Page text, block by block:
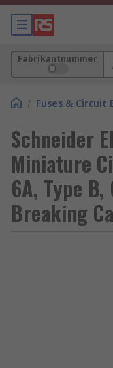
Fabrikantnummer
/ Fuses & Circuit
Schneider
Miniature
6A, Type
Breaking